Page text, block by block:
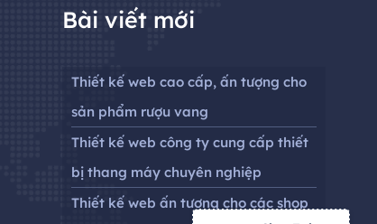
Bài viết mới
Thiết kế web cao cấp, ấn tượng cho
sản phẩm rượu vang
Thiết kế web công ty cung cấp thiết
bị thang máy chuyên nghiệp
Thiết kế web ấn tượng cho các shop